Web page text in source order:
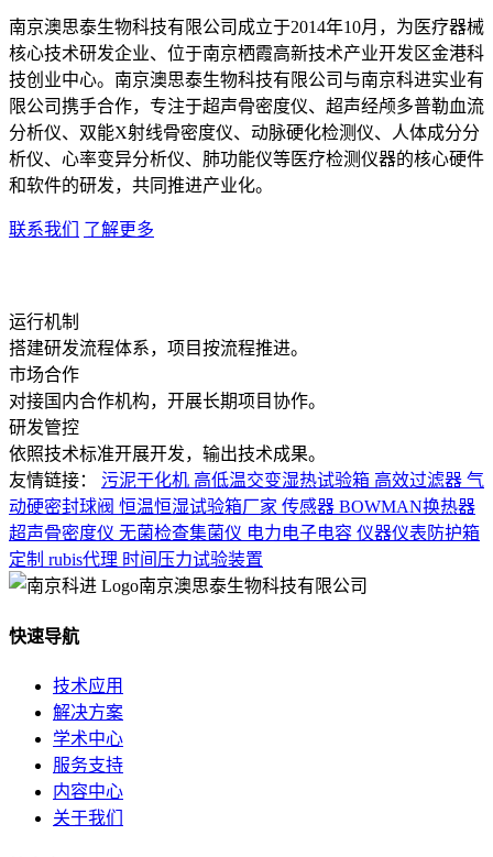
南京澳思泰生物科技有限公司成立于2014年10月，为医疗器械
核心技术研发企业、位于南京栖霞高新技术产业开发区金港科
技创业中心。南京澳思泰生物科技有限公司与南京科进实业有
限公司携手合作，专注于超声骨密度仪、超声经颅多普勒血流
分析仪、双能X射线骨密度仪、动脉硬化检测仪、人体成分分
析仪、心率变异分析仪、肺功能仪等医疗检测仪器的核心硬件
和软件的研发，共同推进产业化。
联系我们 了解更多
运行机制
搭建研发流程体系，项目按流程推进。
市场合作
对接国内合作机构，开展长期项目协作。
研发管控
依照技术标准开展开发，输出技术成果。
友情链接：
污泥干化机 高低温交变湿热试验箱 高效过滤器 气
动硬密封球阀 恒温恒湿试验箱厂家 传感器 BOWMAN换热器
超声骨密度仪 无菌检查集菌仪 电力电子电容 仪器仪表防护箱
定制 rubis代理 时间压力试验装置
南京澳思泰生物科技有限公司
快速导航
技术应用
解决方案
学术中心
服务支持
内容中心
关于我们